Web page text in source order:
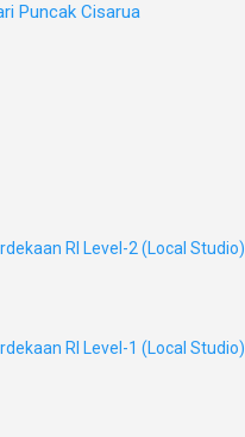
Puncak Cisarua
RI Level-2 (Local Studio)
RI Level-1 (Local Studio)